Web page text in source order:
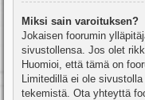
Miksi sain varoituksen?
Jokaisen foorumin
sivustollensa. Jos olet
Huomioi, että tämä on
Limitedillä ei ole
tekemistä. Ota yhteyttä